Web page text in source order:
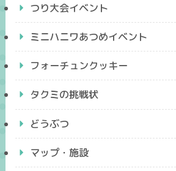
つり大会イベント
ミニハニワあつめイベント
フォーチュンクッキー
タクミの挑戦状
どうぶつ
マップ・施設